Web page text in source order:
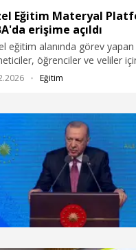
Eğitim Materyal
erişime açıldı
eğitim alanında görev
öğrenciler ve veliler
dijital materyallerin tek bir
erişime açıldı.
Eğitim